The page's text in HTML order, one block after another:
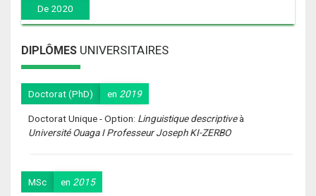
De 2020
DIPLÔMES UNIVERSITAIRES
Doctorat (PhD) en 2019
Doctorat Unique - Option: Linguistique descriptiveà
Université Ouaga I Professeur Joseph KI-ZERBO
MSc en 2015